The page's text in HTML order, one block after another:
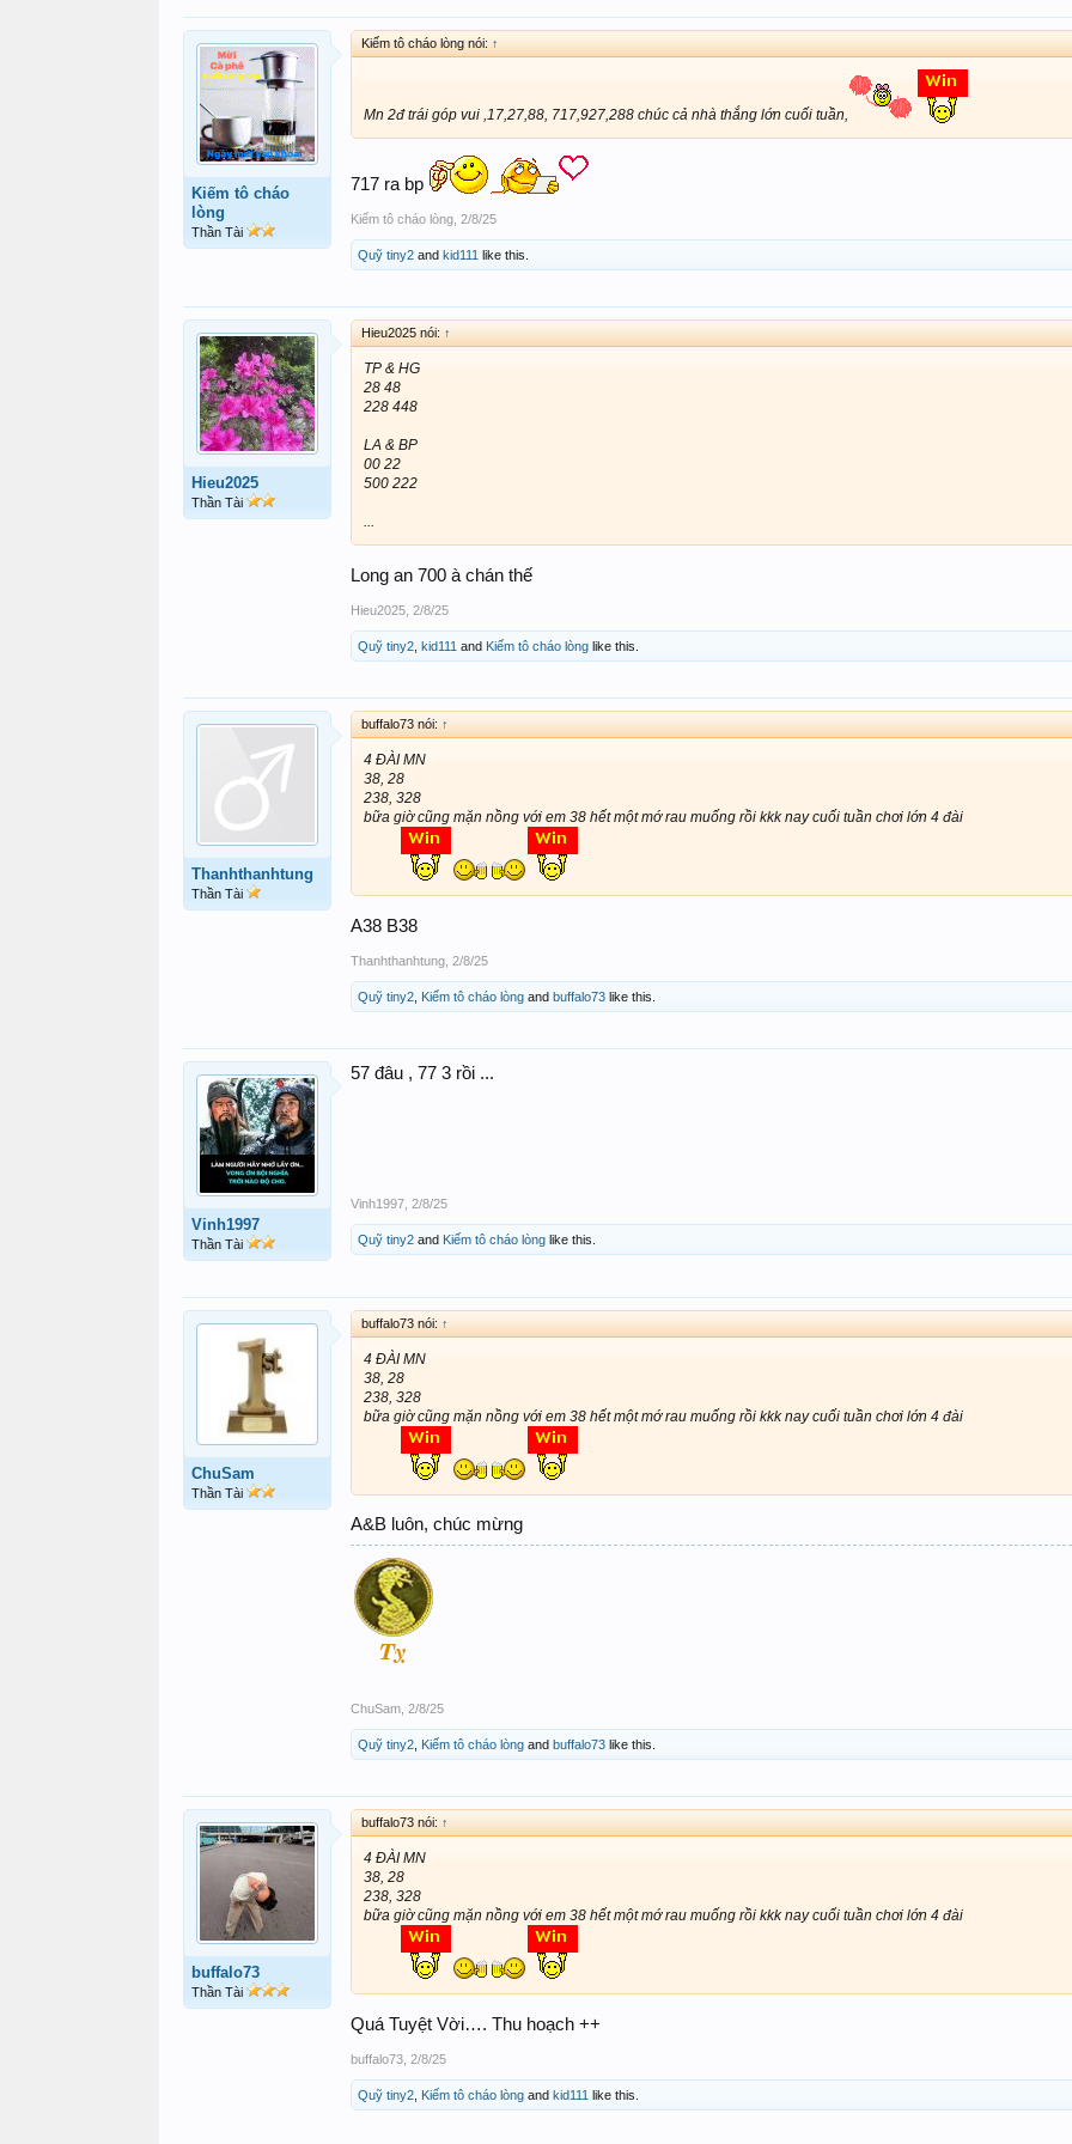
Kiếm tô cháo
lòng
Thần Tài
Kiếm tô cháo lòng nói: ↑
Mn 2đ trái góp vui ,17,27,88, 717,927,288 chúc cả nhà thắng lớn cuối tuần,
717 ra bp
Kiếm tô cháo lòng 2/8/25
Quỹ tiny2 and kid111 like this.
Hieu2025
Thần Tài
Hieu2025 nói: ↑
TP & HG
28 48
228 448
LA & BP
00 22
500 222
...
Long an 700 à chán thế
Hieu2025 2/8/25
Quỹ tiny2 kid111 and Kiếm tô cháo lòng like this.
Thanhthanhtung
Thần Tài
buffalo73 nói: ↑
4 ĐÀI MN
38, 28
238, 328
bữa giờ cũng mặn nồng với em 38 hết một mớ rau muống rồi kkk nay cuối tuần chơi lớn 4 đài
A38 B38
Thanhthanhtung 2/8/25
Quỹ tiny2 Kiếm tô cháo lòng and buffalo73 like this.
Vinh1997
Thần Tài
57 đâu , 77 3 rồi ...
Vinh1997 2/8/25
Quỹ tiny2 and Kiếm tô cháo lòng like this.
ChuSam
Thần Tài
buffalo73 nói: ↑
4 ĐÀI MN
38, 28
238, 328
bữa giờ cũng mặn nồng với em 38 hết một mớ rau muống rồi kkk nay cuối tuần chơi lớn 4 đài
A&B luôn, chúc mừng
ChuSam 2/8/25
Quỹ tiny2 Kiếm tô cháo lòng and buffalo73 like this.
buffalo73
Thần Tài
buffalo73 nói: ↑
4 ĐÀI MN
38, 28
238, 328
bữa giờ cũng mặn nồng với em 38 hết một mớ rau muống rồi kkk nay cuối tuần chơi lớn 4 đài
Quá Tuyệt Vời…. Thu hoạch ++
buffalo73 2/8/25
Quỹ tiny2 Kiếm tô cháo lòng and kid111 like this.